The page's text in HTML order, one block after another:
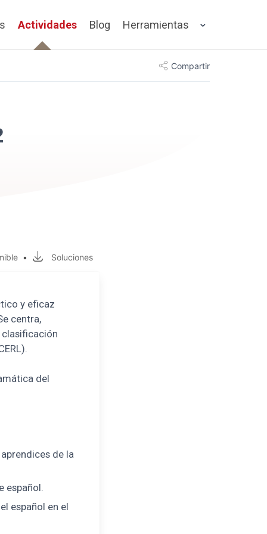
Actividades Blog Herramientas
Compartir
• Soluciones
y eficaz
centra,
clasificación
del
de la
español.
español en el